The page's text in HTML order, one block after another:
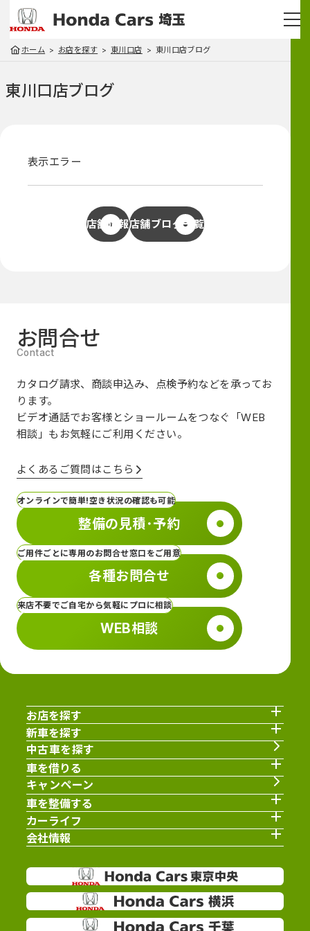
ホーム お店を探す 東川口店 東川口店ブログ
東川口店ブログ
表示エラー
店舗情報店舗ブログ一覧
お問合せ
カタログ請求、商談申込み、点検予約などを承ってお
ります。
ビデオ通話でお客様とショールームをつなぐ
「WEB
相談」も お気軽にご利用ください。
よくあるご質問はこちら
オンラインで簡単!空き状況の確認も可能
整備の見積･予約
ご用件ごとに専用のお問合せ窓口をご用意
各種お問合せ
来店不要でご自宅から気軽にプロに相談
WEB相談
お店を探す
新車を探す
中古車を探す
車を借りる
キャンペーン
車を整備する
カーライフ
会社情報